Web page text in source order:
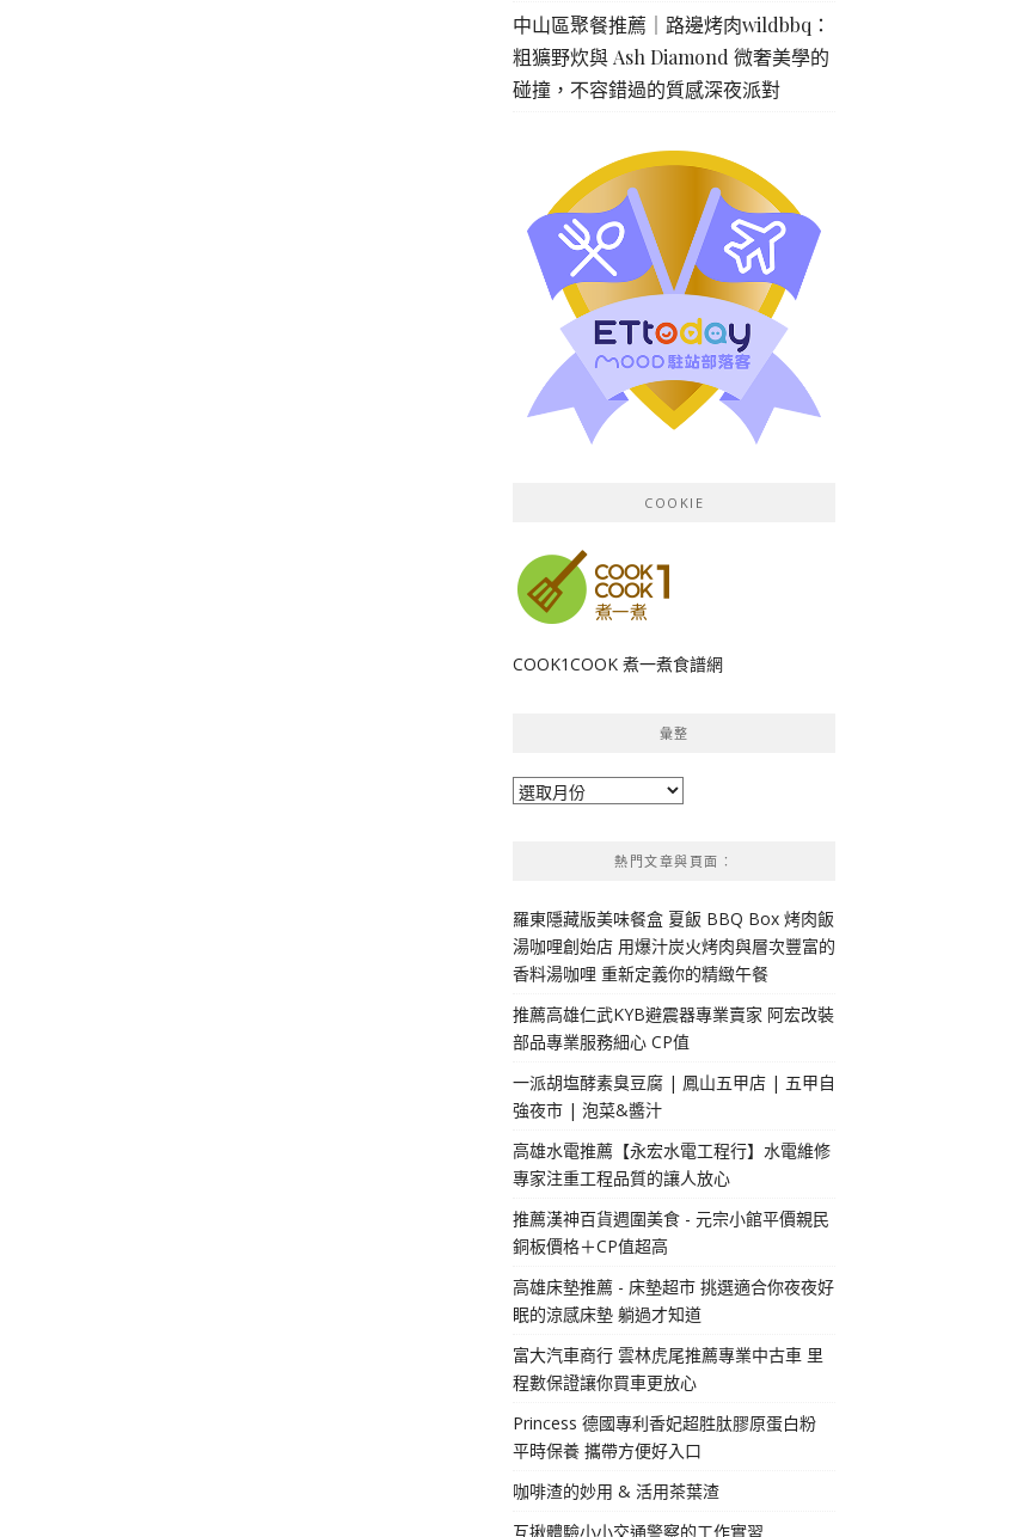
中山區聚餐推薦｜路邊烤肉wildbbq：
粗獷野炊與 Ash Diamond 微奢美學的
碰撞，不容錯過的質感深夜派對
COOKIE
COOK1COOK 煮一煮食譜網
彙整
彙
熱門文章與頁面︰
羅東隱藏版美味餐盒 夏飯 BBQ Box 烤肉飯
湯咖哩創始店 用爆汁炭火烤肉與層次豐富的
香料湯咖哩 重新定義你的精緻午餐
推薦高雄仁武KYB避震器專業賣家 阿宏改裝
部品專業服務細心 CP值
一派胡塩酵素臭豆腐 | 鳳山五甲店 | 五甲自
強夜市 | 泡菜&醬汁
高雄水電推薦【永宏水電工程行】水電維修
專家注重工程品質的讓人放心
推薦漢神百貨週圍美食 - 元宗小館平價親民
銅板價格＋CP值超高
高雄床墊推薦 - 床墊超市 挑選適合你夜夜好
眠的涼感床墊 躺過才知道
富大汽車商行 雲林虎尾推薦專業中古車 里
程數保證讓你買車更放心
Princess 德國專利香妃超胜肽膠原蛋白粉
平時保養 攜帶方便好入口
咖啡渣的妙用 & 活用茶葉渣
互揪體驗小小交通警察的工作實習